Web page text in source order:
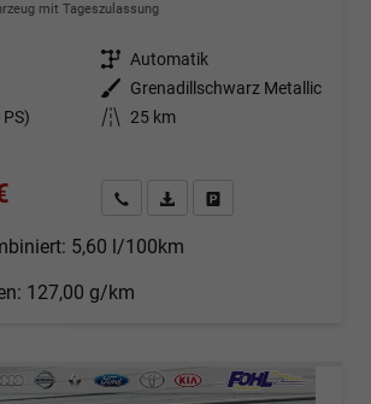
mit Tageszulassung
Getriebe Automatik
Außenfarbe
Grenadillschwarz Metallic
Kilometerstand 25 km
Angebot anfordern
Fahrzeugexpose (PDF)
5,60 l/100km
127,00 g/km